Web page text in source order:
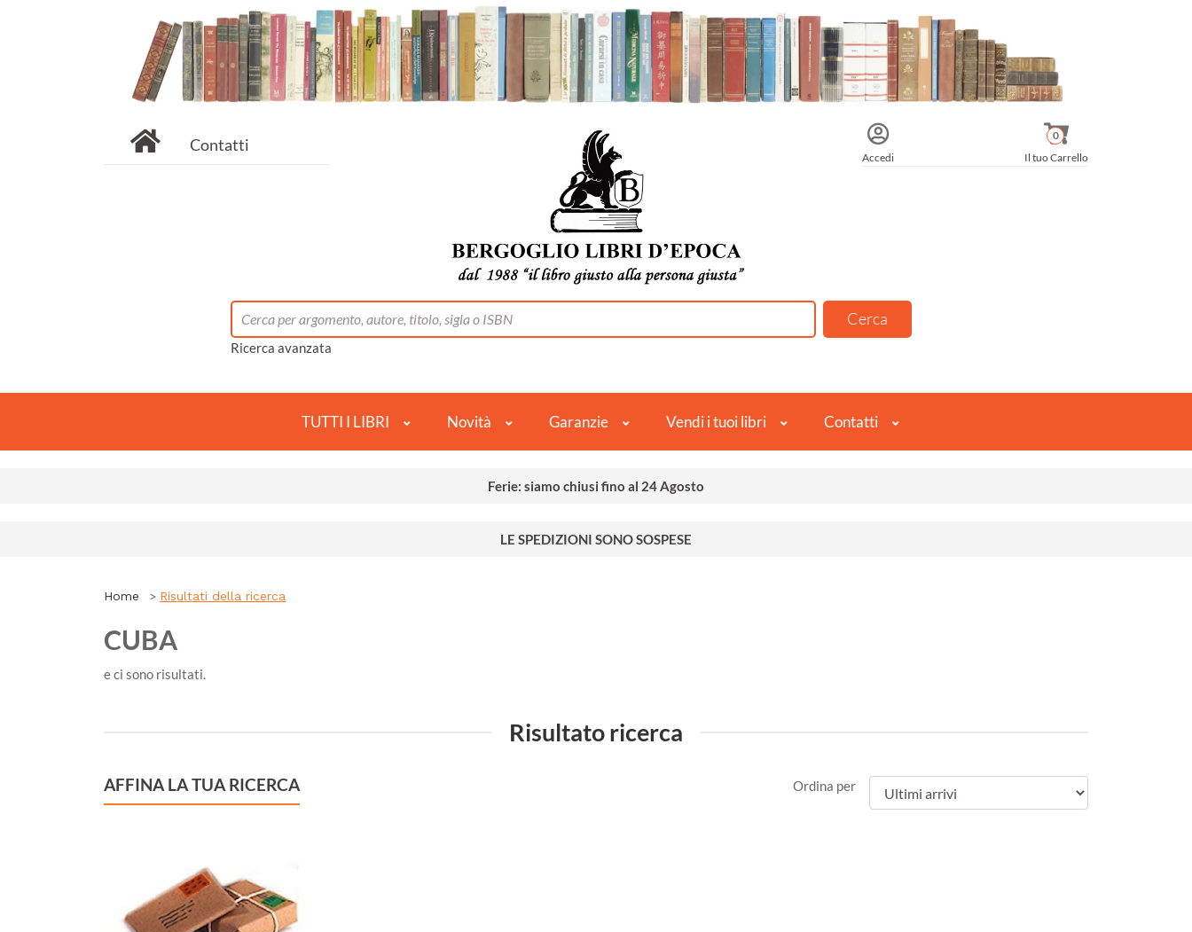
Contatti
Accedi Il tuo Carrello
0
Ricerca avanzata
TUTTI I LIBRI Novità Garanzie Vendi i tuoi libri Contatti
Ferie: siamo chiusi fino al 24 Agosto
LE SPEDIZIONI SONO SOSPESE
Home Risultati della ricerca
CUBA
e ci sono risultati.
Risultato ricerca
AFFINA LA TUA RICERCA Ordina per